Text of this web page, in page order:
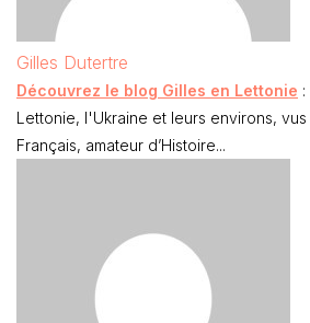
Gilles Dutertre
Découvrez le blog Gilles en Lettonie
Lettonie, l'Ukraine et leurs environs,
Français, amateur d’Histoire...